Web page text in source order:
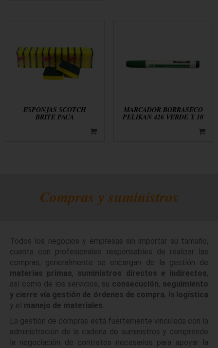
ESPONJAS SCOTCH
BRITE PACA
MARCADOR BORRASECO
PELIKAN 426 VERDE X 10
Compras y suministros
Todos los negocios y empresas sin importar su tamaño,
cuenta con profesionales responsables de realizar las
compras, generalmente se encargan de la gestión de
materias primas, suministros directos e indirectos,
así como de los servicios, su consecución, seguimiento
y cierre vía gestión de órdenes de compra, la logística
y el manejo de materiales.
La gestión de compras está fuertemente vinculada con la
administración de la cadena de suministros y comprende
la negociación de contratos necesarios para apoyar la